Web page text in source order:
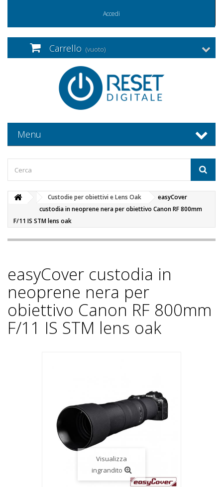
Accedi
Carrello (vuoto)
Menu
Custodie per obiettivi e Lens Oak
easyCover
custodia in neoprene nera per obiettivo Canon RF 800mm
F/11 IS STM lens oak
easyCover custodia in
neoprene nera per
obiettivo Canon RF 800mm
F/11 IS STM lens oak
Visualizza
ingrandito